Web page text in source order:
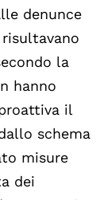
denunce
risultavano
la
hanno
il
schema
misure
dei